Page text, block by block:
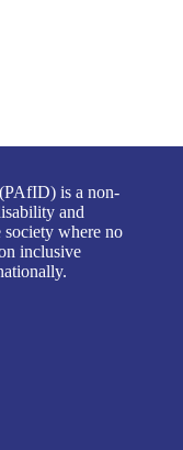
is a non-
and
where no
inclusive